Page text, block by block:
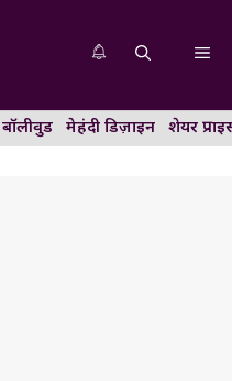
बॉलीवुड मेहंदी डिज़ाइन शेयर